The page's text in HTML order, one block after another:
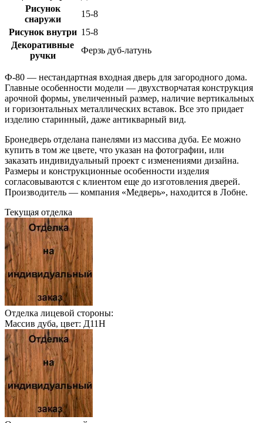
Рисунок
снаружи
15-8
Рисунок внутри 15-8
Декоративные
ручки
Ферзь дуб-латунь
Ф-80 — нестандартная входная дверь для загородного дома.
Главные особенности модели — двухстворчатая конструкция
арочной формы, увеличенный размер, наличие вертикальных
и горизонтальных металлических вставок. Все это придает
изделию старинный, даже антикварный вид.
Бронедверь отделана панелями из массива дуба. Ее можно
купить в том же цвете, что указан на фотографии, или
заказать индивидуальный проект с изменениями дизайна.
Размеры и конструкционные особенности изделия
согласовываются с клиентом еще до изготовления дверей.
Производитель — компания «Медверь», находится в Лобне.
Текущая отделка
Отделка лицевой стороны:
Массив дуба, цвет: Д11Н